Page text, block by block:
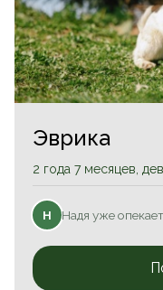
Эврика
2 года 7 месяцев,
Н Надя уже опекает